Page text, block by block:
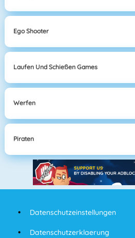
Ego Shooter
Laufen Und Schießen Games
Werfen
Piraten
Datenschutzeinstellungen
Datenschutzerklaerung